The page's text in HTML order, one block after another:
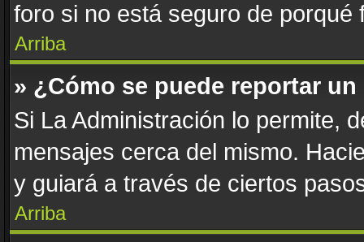
foro si no está seguro de porqué
Arriba
» ¿Cómo se puede reportar
Si La Administración lo permite,
mensajes cerca del mismo.
y guiará a través de ciertos
Arriba